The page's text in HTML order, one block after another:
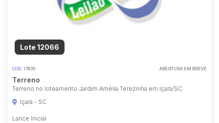
Lote 12066
COD. 17635 ABERTURA EM BREVE
Terreno
Terreno no loteamento Jardim Amélia Terezinha em Içara/SC
Içara - SC
Lance Inicial